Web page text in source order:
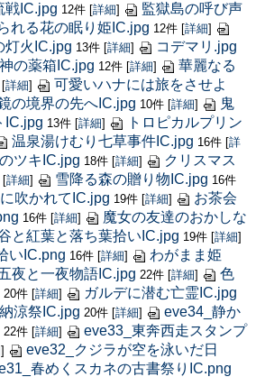
戦IC.jpg 12件 [詳細]
監獄島の呼び声
れる花の眠り姫IC.jpg 12件 [詳細]
灯火IC.jpg 13件 [詳細] コデマリ.jpg
の薬箱IC.jpg 12件 [詳細]
華麗なる
[詳細]
可愛いハナには旅をさせよ
の境界の先へIC.jpg 10件 [詳細]
鬼
IC.jpg 13件 [詳細]
トロピカルプリン
温泉湯けむり七草事件IC.jpg 16件 [詳
ツキIC.jpg 18件 [詳細]
クリスマス
[詳細] 雪降る森の贈り物IC.jpg 16件
吹かれてIC.jpg 19件 [詳細]
お茶会
16件 [詳細]
魔女の友達のおかしな
と紅葉と落ち葉拾いIC.jpg 19件 [詳細]
いIC.png 16件 [詳細]
わがまま姫
夜と一夜物語IC.jpg 22件 [詳細]
色
20件 [詳細] ガルデに潜む亡霊IC.jpg
涼祭IC.jpg 20件 [詳細]
eve34_静か
22件 [詳細]
eve33_東奔西走スタンプ
]
eve32_クジラが空を泳いだ日
春めくスカネの古書祭りIC.png